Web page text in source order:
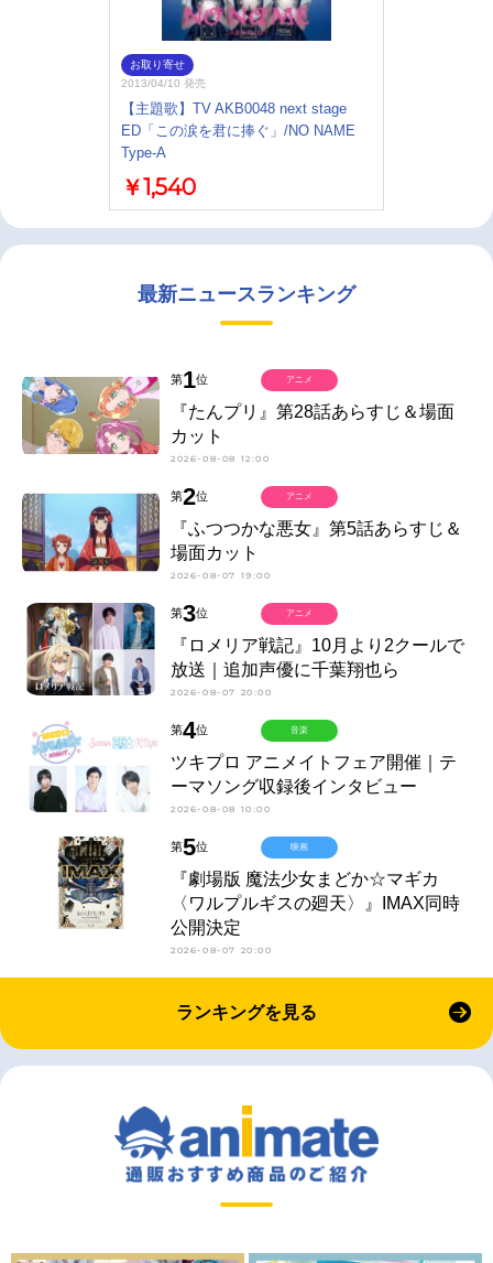
お取り寄せ
2013/04/10 発売
【主題歌】TV AKB0048 next stage
ED「この涙を君に捧ぐ」/NO NAME
Type-A
￥1,540
最新ニュースランキング
第1位
『たんプリ』第28話あらすじ＆場面
カット
2026-08-08 12:00
アニメ
第2位
『ふつつかな悪女』第5話あらすじ＆
場面カット
2026-08-07 19:00
アニメ
第3位
『ロメリア戦記』10月より2クールで
放送｜追加声優に千葉翔也ら
2026-08-07 20:00
アニメ
第4位
ツキプロ アニメイトフェア開催｜テ
ーマソング収録後インタビュー
2026-08-08 10:00
音楽
第5位
『劇場版 魔法少女まどか☆マギカ
〈ワルプルギスの廻天〉』IMAX同時
公開決定
2026-08-07 20:00
映画
ランキングを見る